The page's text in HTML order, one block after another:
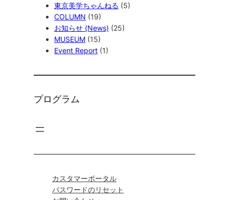
東京美学ちゃんねる (5)
COLUMN (19)
お知らせ (News) (25)
MUSEUM (15)
Event Report (1)
プログラム
カスタマーポータル
パスワードのリセット